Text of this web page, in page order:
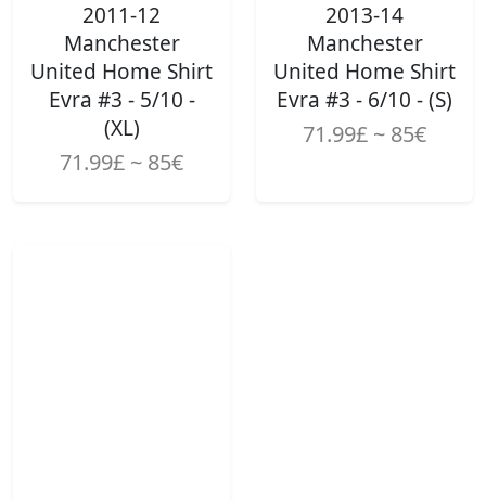
2011-12
Manchester
United Home Shirt
Evra #3 - 5/10 -
(XL)
71.99£ ~ 85€
2013-14
Manchester
United Home Shirt
Evra #3 - 6/10 - (S)
71.99£ ~ 85€